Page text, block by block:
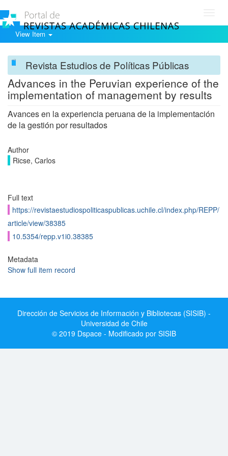
View Item
Revista Estudios de Políticas Públicas
Advances in the Peruvian experience of the
implementation of management by results
Avances en la experiencia peruana de la implementación
de la gestión por resultados
Author
Ricse, Carlos
Full text
https://revistaestudiospoliticaspublicas.uchile.cl/index.php/REPP/
article/view/38385
10.5354/repp.v1i0.38385
Metadata
Show full item record
Dirección de Servicios de Información y Bibliotecas (SISIB) -
Universidad de Chile
© 2019 Dspace - Modificado por SISIB